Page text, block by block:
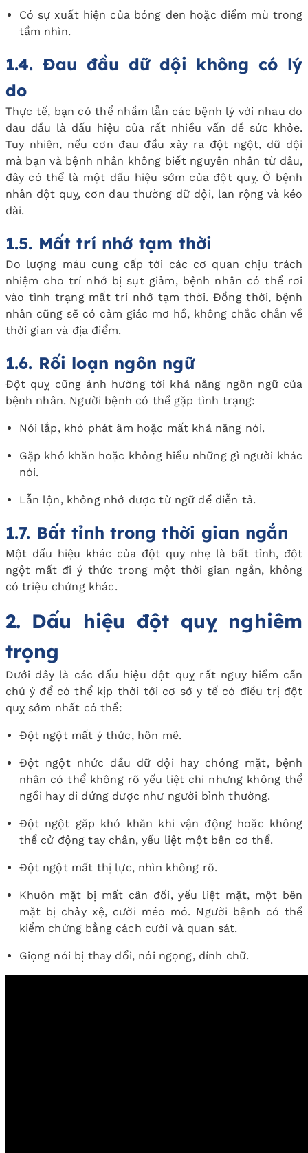
Có sự xuất hiện của bóng đen hoặc điểm mù trong
tầm nhìn.
1.4. Đau đầu dữ dội không có lý
do
Thực tế, bạn có thể nhầm lẫn các bệnh lý với nhau do
đau đầu là dấu hiệu của rất nhiều vấn đề sức khỏe.
Tuy nhiên, nếu cơn đau đầu xảy ra đột ngột, dữ dội
mà bạn và bệnh nhân không biết nguyên nhân từ đâu,
đây có thể là một dấu hiệu sớm của đột quỵ. Ở bệnh
nhân đột quỵ, cơn đau thường dữ dội, lan rộng và kéo
dài.
1.5. Mất trí nhớ tạm thời
Do lượng máu cung cấp tới các cơ quan chịu trách
nhiệm cho trí nhớ bị sụt giảm, bệnh nhân có thể rơi
vào tình trạng mất trí nhớ tạm thời. Đồng thời, bệnh
nhân cũng sẽ có cảm giác mơ hồ, không chắc chắn về
thời gian và địa điểm.
1.6. Rối loạn ngôn ngữ
Đột quỵ cũng ảnh hưởng tới khả năng ngôn ngữ của
bệnh nhân. Người bệnh có thể gặp tình trạng:
Nói lắp, khó phát âm hoặc mất khả năng nói.
Gặp khó khăn hoặc không hiểu những gì người khác
nói.
Lẫn lộn, không nhớ được từ ngữ để diễn tả.
1.7. Bất tỉnh trong thời gian ngắn
Một dấu hiệu khác của đột quỵ nhẹ là bất tỉnh, đột
ngột mất đi ý thức trong một thời gian ngắn, không
có triệu chứng khác.
2. Dấu hiệu đột quỵ nghiêm
trọng
Dưới đây là các dấu hiệu đột quỵ rất nguy hiểm cần
chú ý để có thể kịp thời tới cơ sở y tế có điều trị đột
quỵ sớm nhất có thể:
Đột ngột mất ý thức, hôn mê.
Đột ngột nhức đầu dữ dội hay chóng mặt, bệnh
nhân có thể không rõ yếu liệt chi nhưng không thể
ngồi hay đi đứng được như người bình thường.
Đột ngột gặp khó khăn khi vận động hoặc không
thể cử động tay chân, yếu liệt một bên cơ thể.
Đột ngột mất thị lực, nhìn không rõ.
Khuôn mặt bị mất cân đối, yếu liệt mặt, một bên
mặt bị chảy xệ, cười méo mó. Người bệnh có thể
kiểm chứng bằng cách cười và quan sát.
Giọng nói bị thay đổi, nói ngọng, dính chữ.